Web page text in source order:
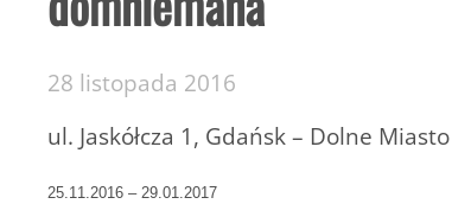
28 listopada 2016
ul. Jaskółcza 1, Gdańsk – Dolne Miasto
25.11.2016 – 29.01.2017